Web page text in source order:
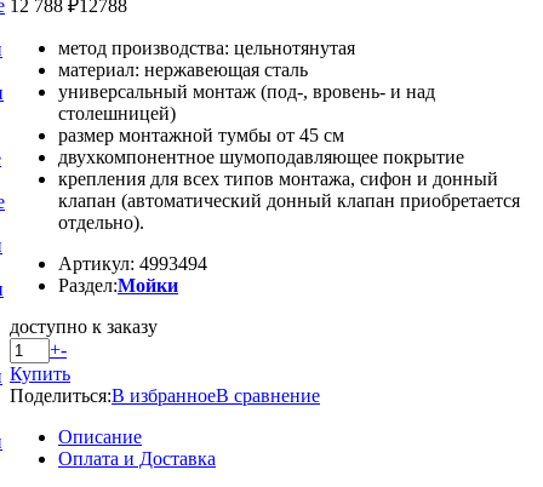
12 788 ₽12788
метод производства: цельнотянутая
материал: нержавеющая сталь
универсальный монтаж (под-, вровень- и над
столешницей)
размер монтажной тумбы от 45 см
двухкомпонентное шумоподавляющее покрытие
крепления для всех типов монтажа, сифон и донный
клапан (автоматический донный клапан приобретается
отдельно).
Артикул: 4993494
Раздел:Мойки
доступно к заказу
+-
Купить
Поделиться:В избранноеВ сравнение
Описание
Оплата и Доставка